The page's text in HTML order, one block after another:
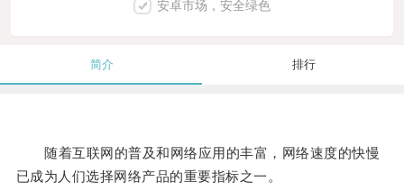
安卓市场，安全绿色
简介 排行
随着互联网的普及和网络应用的丰富，网络速度的快慢
已成为人们选择网络产品的重要指标之一。